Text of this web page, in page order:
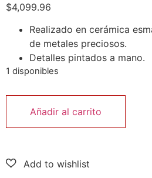
$4,099.96
Realizado en cerámica
de metales preciosos.
Detalles pintados a mano.
1 disponibles
Añadir al carrito